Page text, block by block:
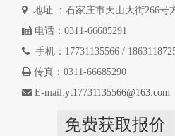
②耐高温200℃可以用蒸汽灭
③孔隙率高：一般的金属烧结
而聚四氟乙烯烧结滤芯的孔隙率高
积，流体流量大。
④外表面光滑：滤芯的外表面如
杂质不易嵌入滤芯体内，滤芯清洗
 地址 ：石家庄市天山大街266号
 电话：0311-66685291
 手机：17731135566 /
 传真：0311-66685290
 E-mail:yt17731135566@163.com
免费获取报价